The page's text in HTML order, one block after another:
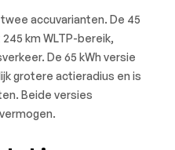
accuvarianten. De 45
km WLTP-bereik,
De 65 kWh versie
grotere actieradius en is
Beide versies